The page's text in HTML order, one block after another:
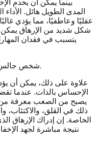
بينما يمكن أن يخدم
المدى الطويل هائل.
عقليًا وعاطفيًا، مما يؤدي
شكل شديد من الإرهاق يمكن
يتسبب في فقدان
علاوة على ذلك، يمكن أن
الإحساس بالذات. عندما
يصبح من الصعب معرفة من
ذلك في القلق، والاكتئاب،
الخاصة. إن إدراك الإرهاق
نتيجة مباشرة لجهد